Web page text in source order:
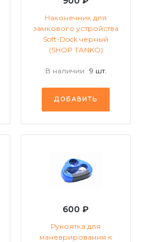
Наконечник для
замкового устройства
Soft-Dock черный
(SHOP TANKO)
В наличии 9 шт.
ДОБАВИТЬ
600 ₽
Рукоятка для
маневрирования к